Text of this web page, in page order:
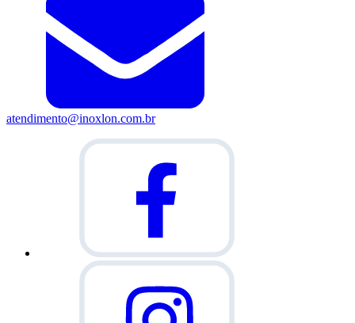
atendimento@inoxlon.com.br